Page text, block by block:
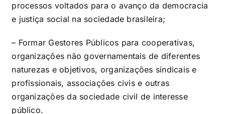
processos voltados para o avanço da democracia
e justiça social na sociedade brasileira;
– Formar Gestores Públicos para cooperativas,
organizações não governamentais de diferentes
naturezas e objetivos, organizações sindicais e
profissionais, associações civis e outras
organizações da sociedade civil de interesse
público.